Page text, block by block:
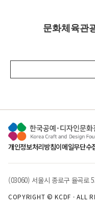
문화체육관
개인정보처리방침이메일무단수
(03060) 서울시 종로구 율곡로
COPYRIGHT © KCDF · ALL